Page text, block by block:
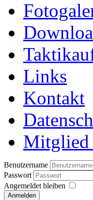
Links
Kontakt
Mitglied
Benutzername
Passwort
Angemeldet bleiben
Anmelden